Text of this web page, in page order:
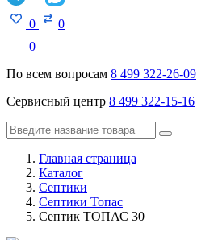
0
0
0
По всем вопросам 8 499 322-26-09
Сервисный центр 8 499 322-15-16
Главная страница
Каталог
Септики
Септики Топас
Септик ТОПАС 30